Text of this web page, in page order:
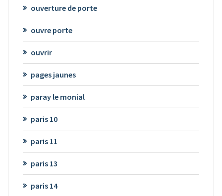
ouverture de porte
ouvre porte
ouvrir
pages jaunes
paray le monial
paris 10
paris 11
paris 13
paris 14